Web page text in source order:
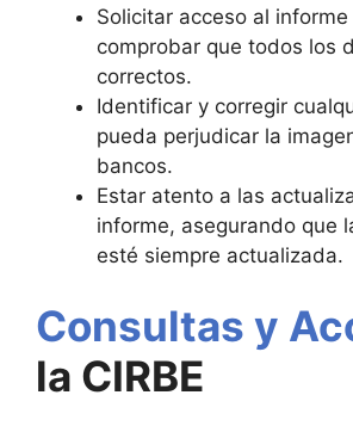
Solicitar acceso al informe
comprobar que todos los
correctos.
Identificar y corregir
pueda perjudicar la
bancos.
Estar atento a las
informe, asegurando que
esté siempre actualizada.
Consultas y
la CIRBE